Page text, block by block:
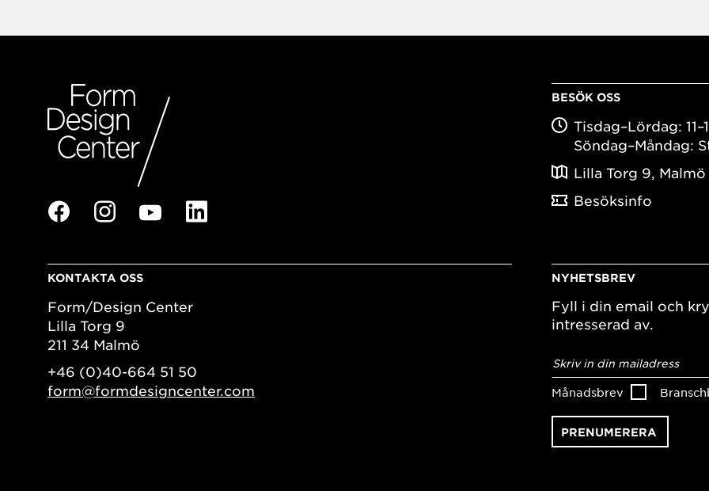
BESÖK OSS
Tisdag–Lördag:
Söndag–Måndag:
Lilla Torg 9, Malmö
Besöksinfo
KONTAKTA OSS
Form/Design Center
Lilla Torg 9
211 34 Malmö
+46 (0)40-664 51 50
form@formdesigncenter.com
NYHETSBREV
Fyll i din email och
intresserad av.
postadress*
Månadsbrev